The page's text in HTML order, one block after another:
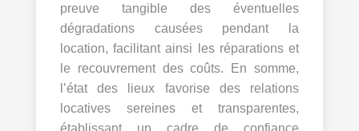
preuve tangible des éventuelles
dégradations causées pendant la
location, facilitant ainsi les réparations et
le recouvrement des coûts. En somme,
l’état des lieux favorise des relations
locatives sereines et transparentes,
établissant un cadre de confiance